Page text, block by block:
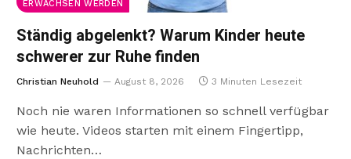
ERWACHSEN WERDEN
Ständig abgelenkt? Warum Kinder heute
schwerer zur Ruhe finden
Christian Neuhold August 8, 2026 3 Minuten Lesezeit
Noch nie waren Informationen so schnell verfügbar
wie heute. Videos starten mit einem Fingertipp,
Nachrichten…